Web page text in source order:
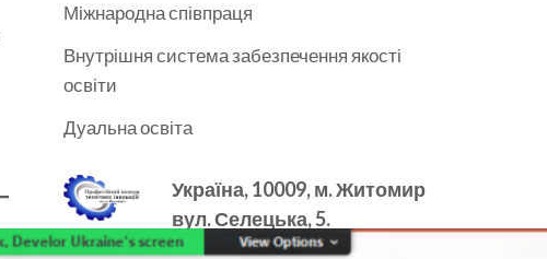
Міжнародна співпраця
Внутрішня система забезпечення якості
освіти
Дуальна освіта
Україна, 10009, м.Житомир
вул. Селецька, 5.